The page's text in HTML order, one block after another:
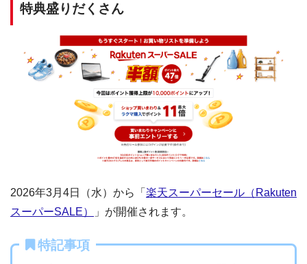
特典盛りだくさん
2026年3月4日（水）から「 楽天スーパーセール（Rakuten
スーパーSALE）
」が開催されます。
特記事項